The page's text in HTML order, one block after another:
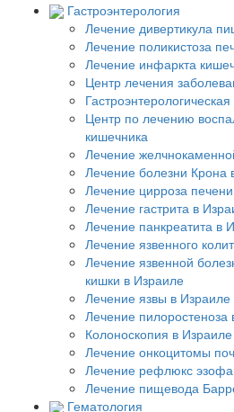
Гастроэнтерология
Лечение дивертикула
Лечение поликистоза
Лечение инфаркта
Центр лечения
Центр по лечению
кишечника
Лечение
Лечение болезни Крона
Лечение цирроза
Лечение гастрита в
Лечение панкреатита в
Лечение язвенного
Лечение язвенной
кишки в Израиле
Лечение язвы в Израиле
Лечение пилоростеноза
Колоноскопия в Израиле
Лечение онкоцитомы
Лечение рефлюкс
Лечение пищевода
Гематология